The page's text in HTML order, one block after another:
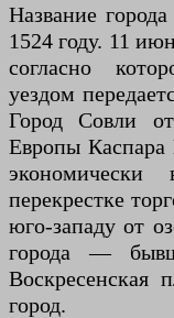
Название
1524 году. 11
согласно
уездом
Город Совли
Европы Каспара
перекрестке
юго-западу от
города —
город.